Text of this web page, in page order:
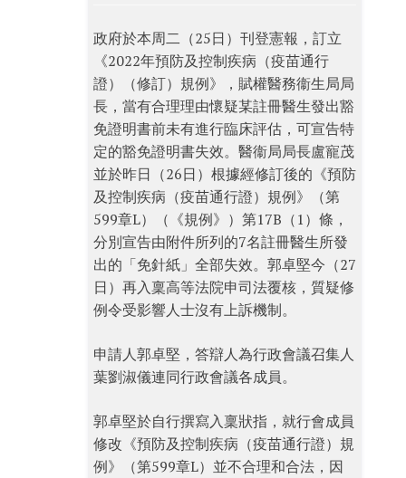
政府於本周二（25日）刊登憲報，訂立
《2022年預防及控制疾病（疫苗通行
證）（修訂）規例》，賦權醫務衞生局局
長，當有合理理由懷疑某註冊醫生發出豁
免證明書前未有進行臨床評估，可宣告特
定的豁免證明書失效。醫衞局局長盧寵茂
並於昨日（26日）根據經修訂後的《預防
及控制疾病（疫苗通行證）規例》（第
599章L）（《規例》）第17B（1）條，
分別宣告由附件所列的7名註冊醫生所發
出的「免針紙」全部失效。郭卓堅今（27
日）再入稟高等法院申司法覆核，質疑修
例令受影響人士沒有上訴機制。
申請人郭卓堅，答辯人為行政會議召集人
葉劉淑儀連同行政會議各成員。
郭卓堅於自行撰寫入稟狀指，就行會成員
修改《預防及控制疾病（疫苗通行證）規
例》（第599章L）並不合理和合法，因